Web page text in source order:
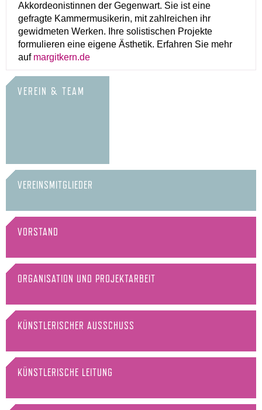
Akkordeonistinnen der Gegenwart. Sie ist eine
gefragte Kammermusikerin, mit zahlreichen ihr
gewidmeten Werken. Ihre solistischen Projekte
formulieren eine eigene Ästhetik. Erfahren Sie mehr
auf margitkern.de
VEREIN & TEAM
VEREINSMITGLIEDER
VORSTAND
ORGANISATION UND PROJEKTARBEIT
KÜNSTLERISCHER AUSSCHUSS
KÜNSTLERISCHE LEITUNG